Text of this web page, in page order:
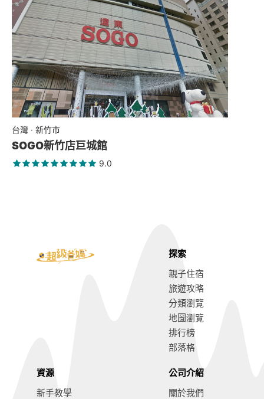
台灣 · 新竹市
SOGO新竹店巨城館
9.0
探索
親子住宿
旅遊攻略
分類瀏覽
地圖瀏覽
排行榜
部落格
資源
新手教學
公司介紹
關於我們